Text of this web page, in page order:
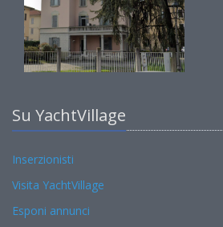
Su YachtVillage
Inserzionisti
Visita YachtVillage
Esponi annunci